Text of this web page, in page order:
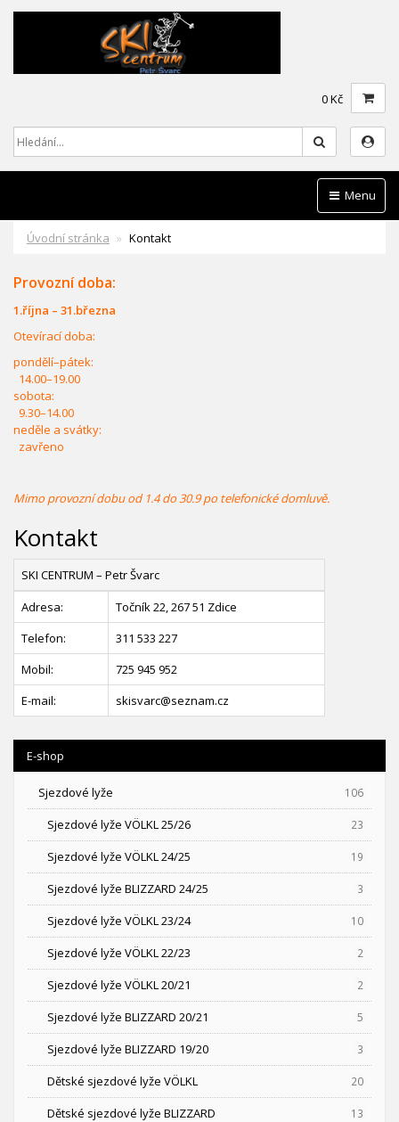
0 Kč
Menu
Úvodní stránka Kontakt
Provozní doba:
1.října – 31.března
Otevírací doba:
pondělí–pátek:
14.00–19.00
sobota:
9.30–14.00
neděle a svátky:
zavřeno
Mimo provozní dobu od 1.4 do 30.9 po telefonické domluvě.
Kontakt
SKI CENTRUM – Petr Švarc
Adresa:
Točník 22, 267 51 Zdice
Telefon:
311 533 227
Mobil:
725 945 952
E-mail:
skisvarc@seznam.cz
E-shop
Sjezdové lyže 106
Sjezdové lyže VÖLKL 25/26 23
Sjezdové lyže VÖLKL 24/25 19
Sjezdové lyže BLIZZARD 24/25 3
Sjezdové lyže VÖLKL 23/24 10
Sjezdové lyže VÖLKL 22/23 2
Sjezdové lyže VÖLKL 20/21 2
Sjezdové lyže BLIZZARD 20/21 5
Sjezdové lyže BLIZZARD 19/20 3
Dětské sjezdové lyže VÖLKL 20
Dětské sjezdové lyže BLIZZARD 13